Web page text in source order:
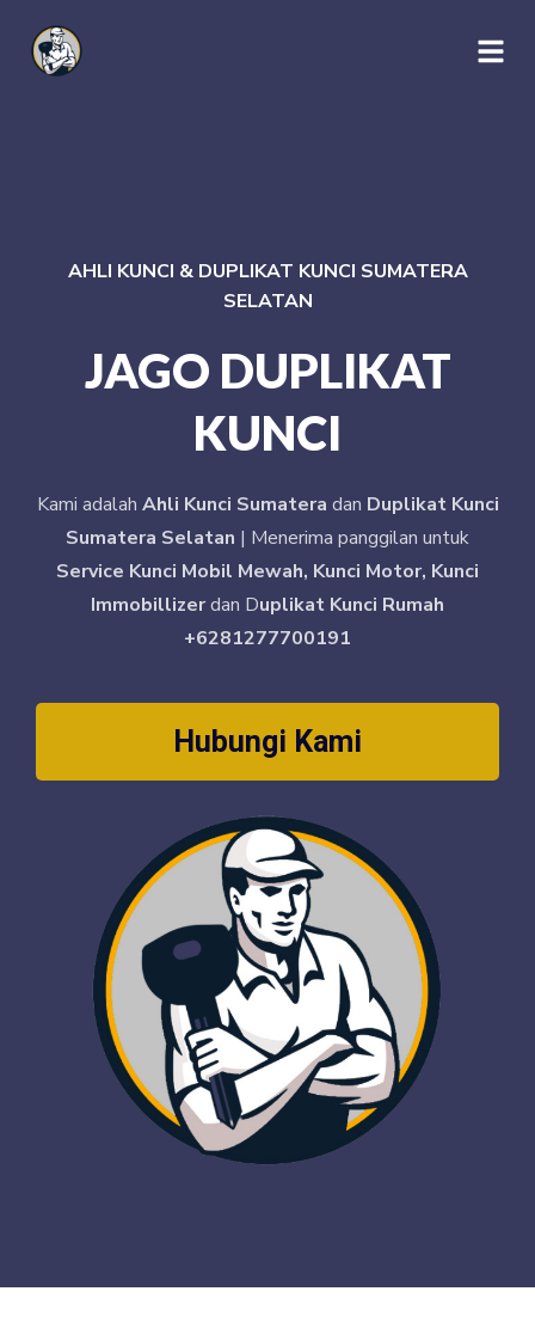
AHLI KUNCI & DUPLIKAT KUNCI SUMATERA
SELATAN
JAGO DUPLIKAT
KUNCI
Kami adalah Ahli Kunci Sumatera dan Duplikat Kunci
Sumatera Selatan | Menerima panggilan untuk
Service Kunci Mobil Mewah, Kunci Motor, Kunci
Immobillizerdan Duplikat Kunci Rumah
+6281277700191
Hubungi Kami